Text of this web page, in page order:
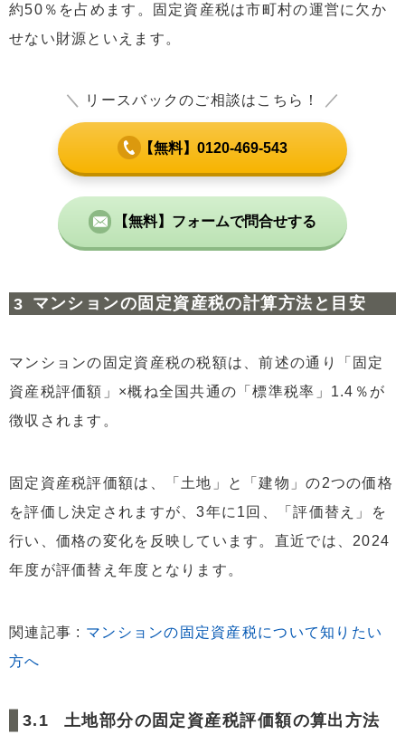
約50％を占めます。固定資産税は市町村の運営に欠か
せない財源といえます。
＼ リースバックのご相談はこちら！ ／
【無料】0120-469-543
【無料】フォームで問合せする
マンションの固定資産税の計算方法と目安
マンションの固定資産税の税額は、前述の通り「固定
資産税評価額」×概ね全国共通の「標準税率」1.4％が
徴収されます。
固定資産税評価額は、「土地」と「建物」の2つの価格
を評価し決定されますが、3年に1回、「評価替え」を
行い、価格の変化を反映しています。直近では、2024
年度が評価替え年度となります。
関連記事 : マンションの固定資産税について知りたい
方へ
土地部分の固定資産税評価額の算出方法